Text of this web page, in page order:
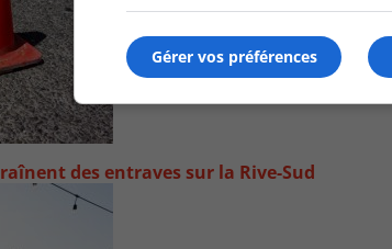
des entraves sur la Rive-Sud
Gérer vos préférences